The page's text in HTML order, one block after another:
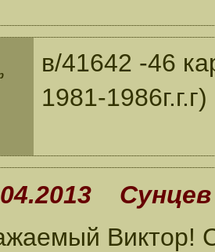
в/41642 -46
1981-1986г.г.г)
Виктор!